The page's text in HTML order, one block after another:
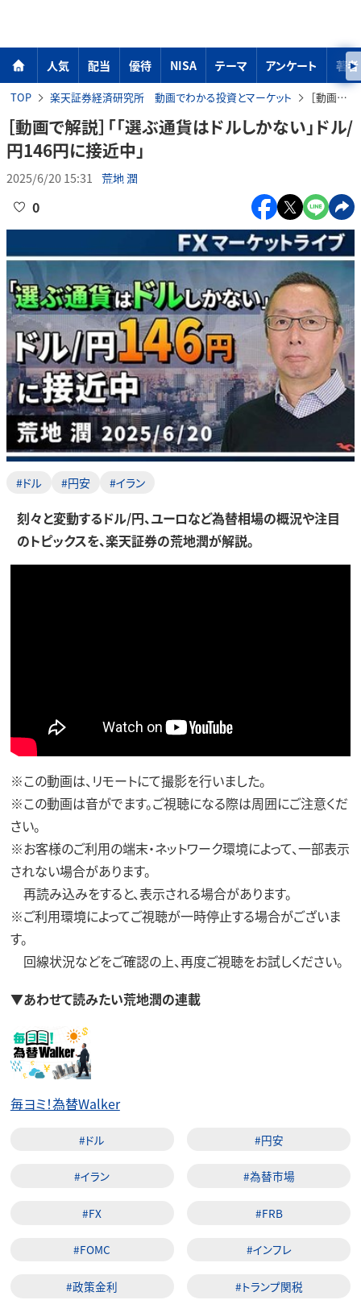
人気 配当 優待 NISA テーマ アンケート 著者
TOP 楽天証券経済研究所 動画でわかる投資とマーケット ［動画で解説］「「選ぶ通貨はドルしかない」ドル/円146円に接近中」
［動画で解説］「「選ぶ通貨はドルしかない」ドル/
円146円に接近中」
2025/6/20 15:31 荒地 潤
0
#ドル #円安 #イラン
刻々と変動するドル/円、ユーロなど為替相場の概況や注目
のトピックスを、楽天証券の荒地潤が解説。
※この動画は、リモートにて撮影を行いました。
※この動画は音がでます。ご視聴になる際は周囲にご注意くだ
さい。
※お客様のご利用の端末・ネットワーク環境によって、一部表示
されない場合があります。
再読み込みをすると、表示される場合があります。
※ご利用環境によってご視聴が一時停止する場合がございま
す。
回線状況などをご確認の上、再度ご視聴をお試しください。
▼あわせて読みたい荒地潤の連載
毎ヨミ！為替Walker
#ドル #円安
#イラン #為替市場
#FX #FRB
#FOMC #インフレ
#政策金利 #トランプ関税